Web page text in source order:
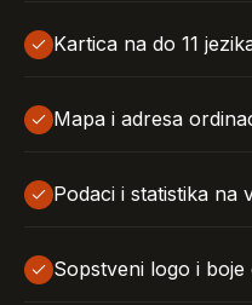
Kartica na do 11
Mapa i adresa
Podaci i statistika na
Sopstveni logo i boje